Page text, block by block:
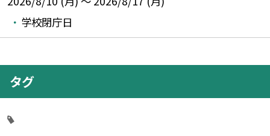
学校閉庁日
タグ